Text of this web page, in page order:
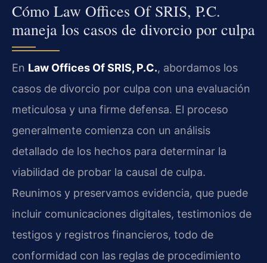
Cómo Law Offices Of SRIS, P.C.
maneja los casos de divorcio por culpa
En Law Offices Of SRIS, P.C., abordamos los
casos de divorcio por culpa con una evaluación
meticulosa y una firme defensa. El proceso
generalmente comienza con un análisis
detallado de los hechos para determinar la
viabilidad de probar la causal de culpa.
Reunimos y preservamos evidencia, que puede
incluir comunicaciones digitales, testimonios de
testigos y registros financieros, todo de
conformidad con las reglas de procedimiento